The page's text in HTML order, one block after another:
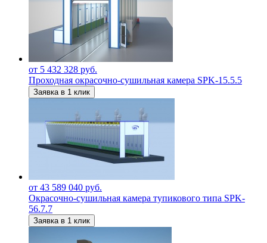
от 5 432 328 руб.
Проходная окрасочно-сушильная камера SPK-15.5.5
Заявка в 1 клик
от 43 589 040 руб.
Окрасочно-сушильная камера тупикового типа SPK-
56.7.7
Заявка в 1 клик